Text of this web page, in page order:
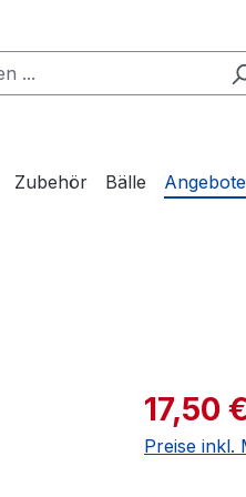
Zubehör Bälle Angebote
17,50 €
Preise inkl.